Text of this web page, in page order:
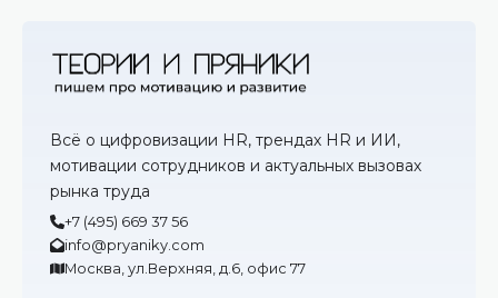
Всё о цифровизации HR, трендах HR и ИИ,
мотивации сотрудников и актуальных вызовах
рынка труда
+7 (495) 669 37 56
info@pryaniky.com
Москва, ул.Верхняя, д.6, офис 77